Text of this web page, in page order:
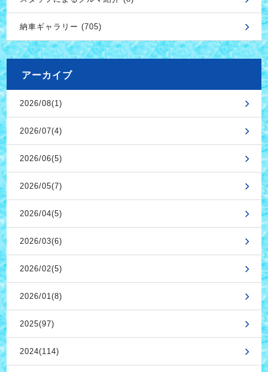
納車ギャラリー (705)
アーカイブ
2026/08(1)
2026/07(4)
2026/06(5)
2026/05(7)
2026/04(5)
2026/03(6)
2026/02(5)
2026/01(8)
2025(97)
2024(114)